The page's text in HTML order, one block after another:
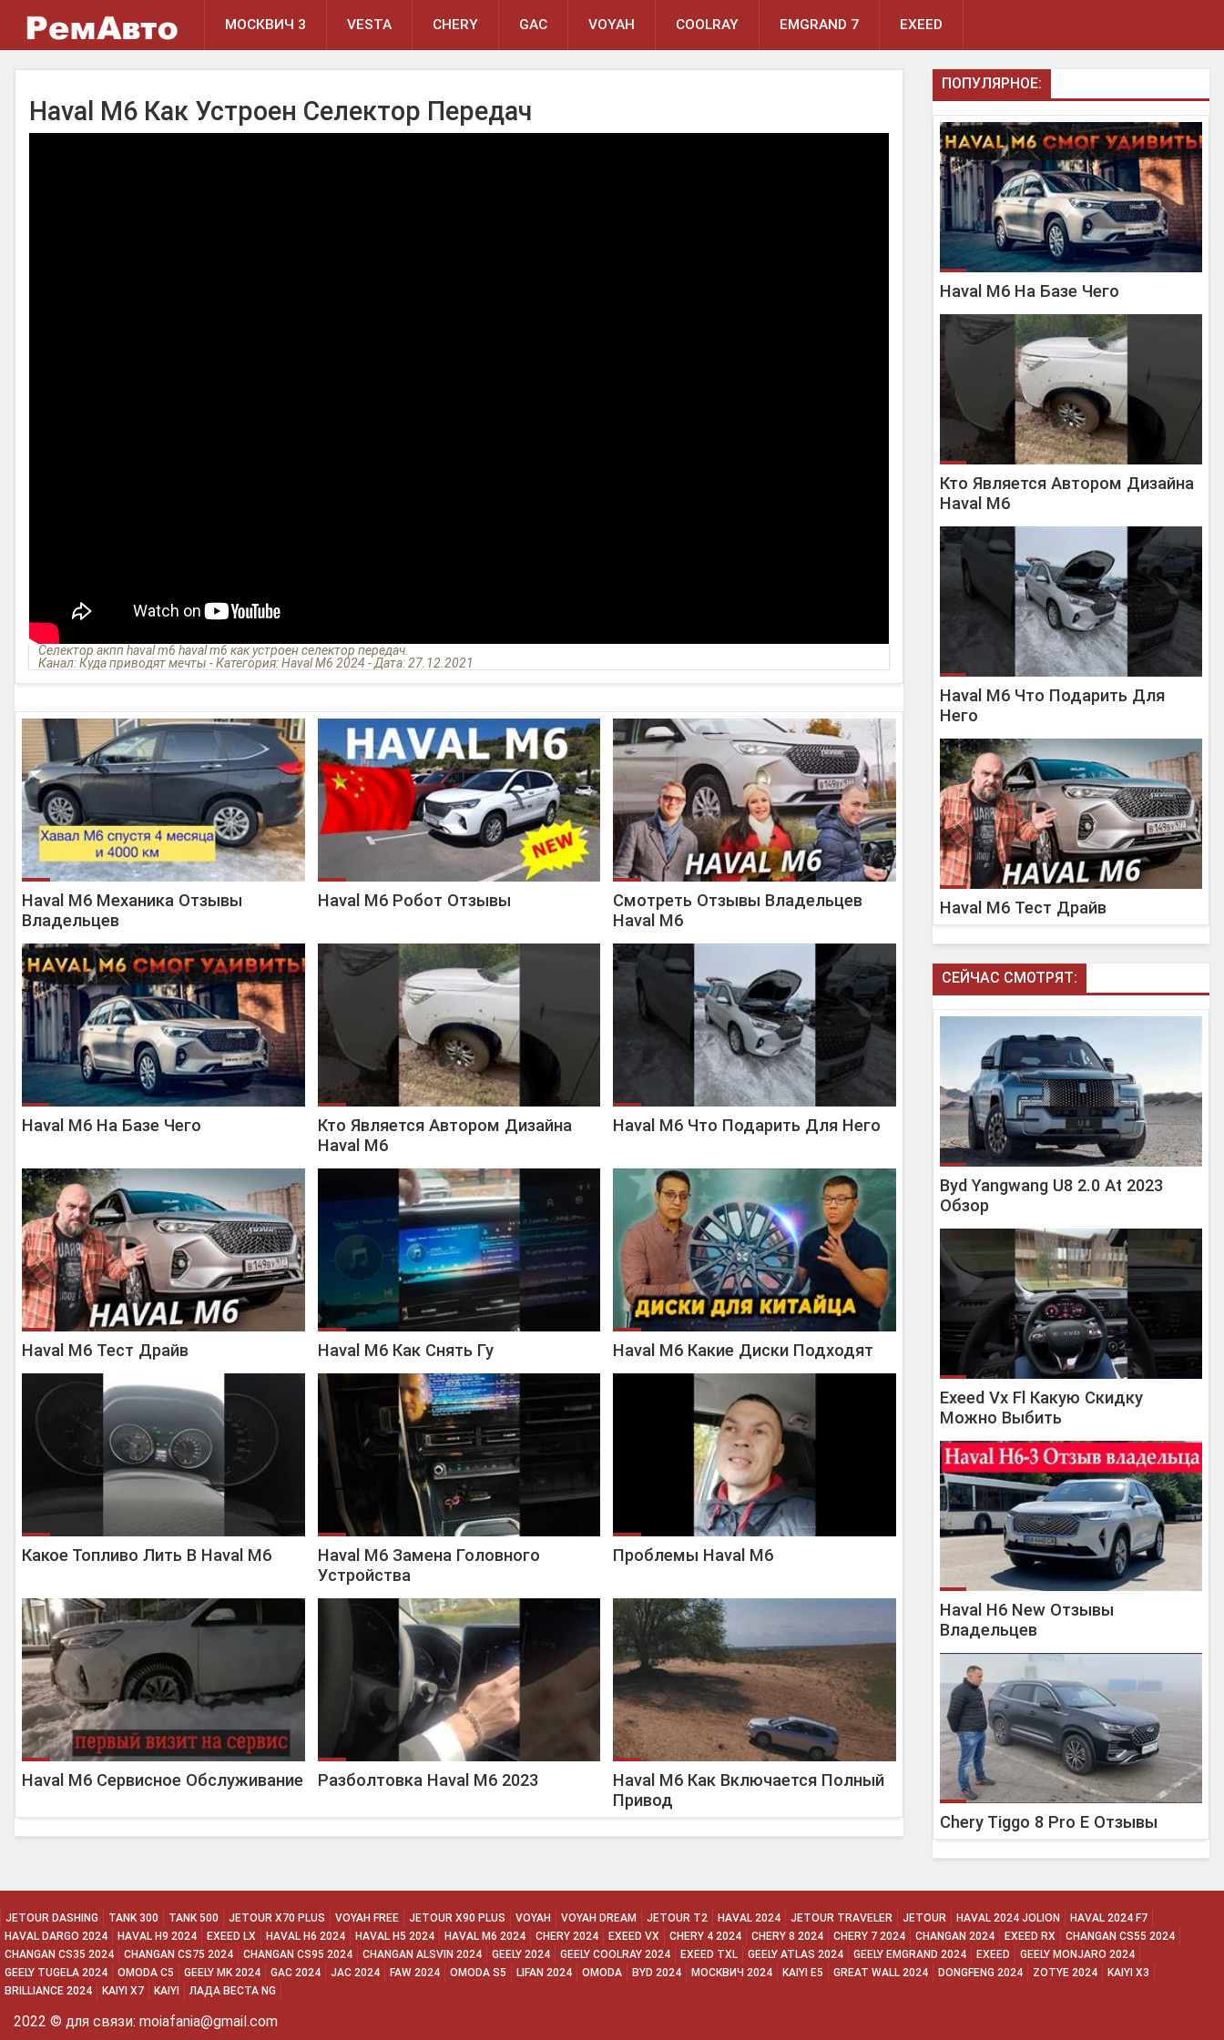
МОСКВИЧ 3 VESTA CHERY GAC VOYAH COOLRAY EMGRAND 7 EXEED
Haval M6 Как Устроен Селектор Передач
Селектор акпп haval m6 haval m6 как устроен селектор передач.
Канал: Куда приводят мечты - Категория: Haval M6 2024 - Дата: 27.12.2021
Haval M6 Механика Отзывы
Владельцев
Haval M6 Робот Отзывы
Смотреть Отзывы Владельцев
Haval M6
Haval M6 На Базе Чего
Кто Является Автором Дизайна
Haval M6
Haval M6 Что Подарить Для Него
Haval M6 Тест Драйв Haval M6 Как Снять Гу Haval M6 Какие Диски Подходят
Какое Топливо Лить В Haval M6
Haval M6 Замена Головного
Устройства
Проблемы Haval M6
Haval M6 Сервисное Обслуживание Разболтовка Haval M6 2023
Haval M6 Как Включается Полный
Привод
ПОПУЛЯРНОЕ:
Haval M6 На Базе Чего
Кто Является Автором Дизайна
Haval M6
Haval M6 Что Подарить Для
Него
Haval M6 Тест Драйв
СЕЙЧАС СМОТРЯТ:
Byd Yangwang U8 2.0 At 2023
Обзор
Exeed Vx Fl Какую Скидку
Можно Выбить
Haval H6 New Отзывы
Владельцев
Chery Tiggo 8 Pro E Отзывы
JETOUR DASHING TANK 300 TANK 500 JETOUR X70 PLUS VOYAH FREE JETOUR X90 PLUS VOYAH VOYAH DREAM JETOUR T2 HAVAL 2024 JETOUR TRAVELER JETOUR HAVAL 2024 JOLION
HAVAL 2024 F7
HAVAL DARGO 2024
HAVAL H9 2024 EXEED LX HAVAL H6 2024 HAVAL H5 2024 HAVAL M6 2024 CHERY 2024 EXEED VX CHERY 4 2024 CHERY 8 2024 CHERY 7 2024 CHANGAN 2024 EXEED RX
CHANGAN CS55 2024
CHANGAN CS35 2024
CHANGAN CS75 2024 CHANGAN CS95 2024 CHANGAN ALSVIN 2024 GEELY 2024 GEELY COOLRAY 2024 EXEED TXL GEELY ATLAS 2024 GEELY EMGRAND 2024 EXEED
GEELY MONJARO 2024
GEELY TUGELA 2024
OMODA C5 GEELY MK 2024 GAC 2024 JAC 2024 FAW 2024 OMODA S5 LIFAN 2024 OMODA BYD 2024 МОСКВИЧ 2024 KAIYI E5 GREAT WALL 2024 DONGFENG 2024 ZOTYE 2024
KAIYI X3
BRILLIANCE 2024
KAIYI X7 KAIYI ЛАДА ВЕСТА NG
2022 © для связи: moiafania@gmail.com